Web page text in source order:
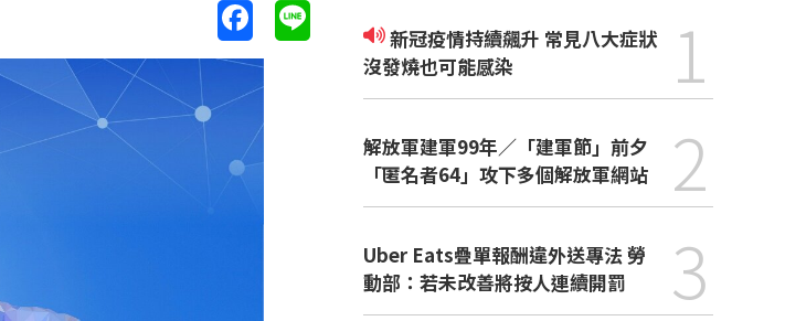
新冠疫情持續飆升 常見八大症狀
沒發燒也可能感染
1
解放軍建軍99年／「建軍節」前夕
「匿名者64」攻下多個解放軍網站
2
Uber Eats疊單報酬違外送專法 勞
動部：若未改善將按人連續開罰
3